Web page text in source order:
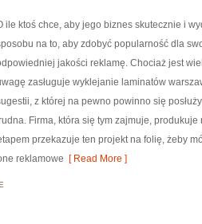
ile ktoś chce, aby jego biznes skutecznie i
na to, aby zdobyć popularność dla
jakości reklamę. Chociaż jest
zasługuje wyklejanie laminatów
z której na pewno powinno się
Firma, która się tym zajmuje,
przekazuje ten projekt na folię, żeby
reklamowe [ Read More ]